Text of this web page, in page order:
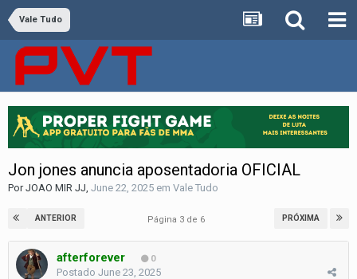
Vale Tudo
Jon jones anuncia aposentadoria OFICIAL
PorJOAO MIR JJ June 22, 2025 em Vale Tudo
ANTERIOR PRÓXIMA
Página 3 de 6
afterforever 0
Postado June 23, 2025